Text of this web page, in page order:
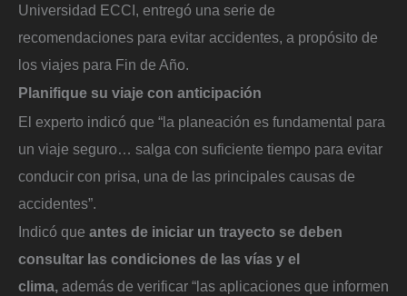
Universidad ECCI, entregó una serie de
recomendaciones para evitar accidentes, a propósito de
los viajes para Fin de Año.
Planifique su viaje con anticipación
El experto indicó que “la planeación es fundamental para
un viaje seguro… salga con suficiente tiempo para evitar
conducir con prisa, una de las principales causas de
accidentes”.
Indicó que antes de iniciar un trayecto se deben
consultar las condiciones de las vías y el
clima, además de verificar “las aplicaciones que informen